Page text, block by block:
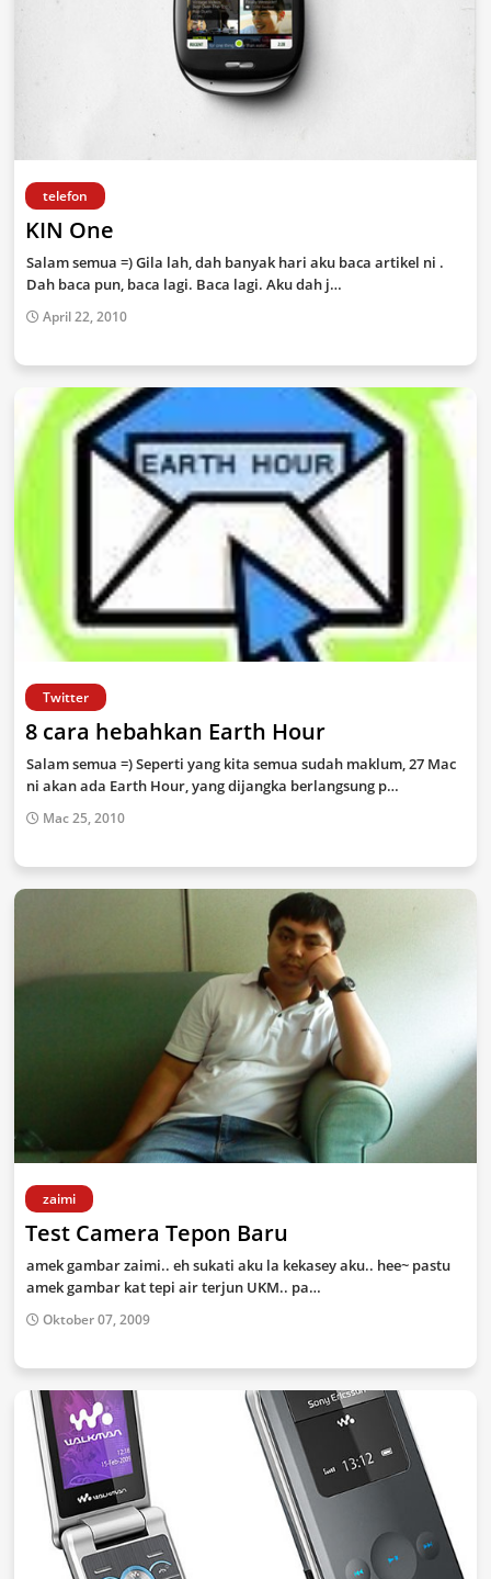
telefon
KIN One
Salam semua =) Gila lah, dah banyak hari aku baca artikel ni .
Dah baca pun, baca lagi. Baca lagi. Aku dah j…
April 22, 2010
Twitter
8 cara hebahkan Earth Hour
Salam semua =) Seperti yang kita semua sudah maklum, 27 Mac
ni akan ada Earth Hour, yang dijangka berlangsung p…
Mac 25, 2010
zaimi
Test Camera Tepon Baru
amek gambar zaimi.. eh sukati aku la kekasey aku.. hee~ pastu
amek gambar kat tepi air terjun UKM.. pa…
Oktober 07, 2009